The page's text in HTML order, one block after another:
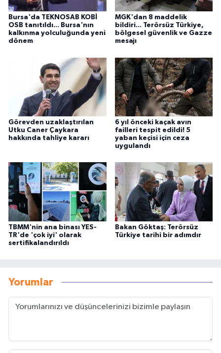
Bursa'da TEKNOSAB KOBİ
OSB tanıtıldı... Bursa'nın
kalkınma yolculuğunda yeni
dönem
MGK'dan 8 maddelik
bildiri... Terörsüz Türkiye,
bölgesel güvenlik ve Gazze
mesajı
Görevden uzaklaştırılan
Utku Caner Çaykara
hakkında tahliye kararı
6 yıl önceki kaçak avın
failleri tespit edildi! 5
yaban keçisi için ceza
uygulandı
TBMM'nin ana binası YES-
TR'de 'çok iyi' olarak
sertifikalandırıldı
Bakan Göktaş: Terörsüz
Türkiye tarihi bir adımdır
Yorumlar